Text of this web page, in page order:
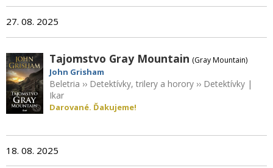
27. 08. 2025
Tajomstvo Gray Mountain (Gray Mountain)
John Grisham
Beletria ›› Detektívky, trilery a horory ›› Detektívky |
Ikar
Darované. Ďakujeme!
18. 08. 2025